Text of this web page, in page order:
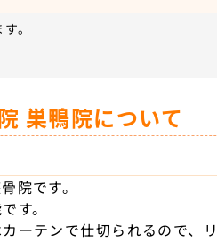
。
巣鴨院について
院です。
す。
ーテンで仕切られるので、